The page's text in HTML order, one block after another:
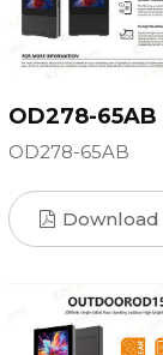
OD278-65AB
OD278-65AB
Download